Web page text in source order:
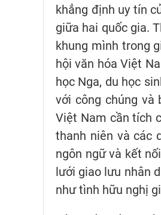
khẳng định uy tín
giữa hai quốc gia.
khung mình trong
hội văn hóa Việt
học Nga, du học
với công chúng và
Việt Nam cần tích
thanh niên và các
ngôn ngữ và kết
lưới giao lưu nhân
như tình hữu nghị